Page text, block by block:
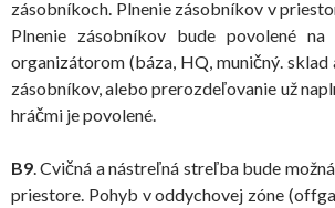
zásobníkoch. Plnenie zásobníkov v
Plnenie zásobníkov bude povolené na
organizátorom (báza, HQ, muničný. sklad
zásobníkov, alebo prerozdeľovanie už
hráčmi je povolené.
B9. Cvičná a nástreľná streľba bude
priestore. Pohyb v oddychovej zóne